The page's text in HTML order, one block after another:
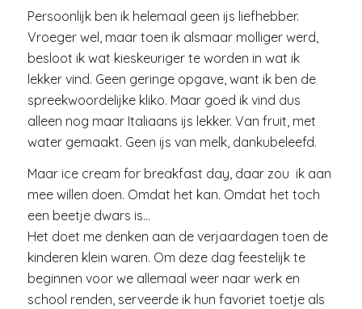
Persoonlijk ben ik helemaal geen ijs liefhebber.
Vroeger wel, maar toen ik alsmaar molliger werd,
besloot ik wat kieskeuriger te worden in wat ik
lekker vind. Geen geringe opgave, want ik ben de
spreekwoordelijke kliko. Maar goed ik vind dus
alleen nog maar Italiaans ijs lekker. Van fruit, met
water gemaakt. Geen ijs van melk, dankubeleefd.
Maar ice cream for breakfast day, daar zou ik aan
mee willen doen. Omdat het kan. Omdat het toch
een beetje dwars is…
Het doet me denken aan de verjaardagen toen de
kinderen klein waren. Om deze dag feestelijk te
beginnen voor we allemaal weer naar werk en
school renden, serveerde ik hun favoriet toetje als